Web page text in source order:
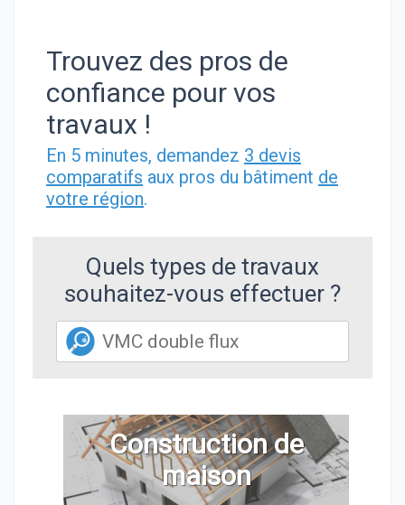
Trouvez des pros de
confiance pour vos
travaux !
En 5 minutes, demandez 3 devis
comparatifs aux pros du bâtiment de
votre région.
Quels types de travaux
souhaitez-vous effectuer ?
Construction de
maison